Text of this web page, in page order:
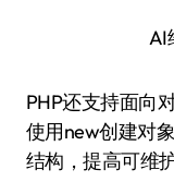
AI
PHP还支持面向
使用new创建对
结构，提高可维护